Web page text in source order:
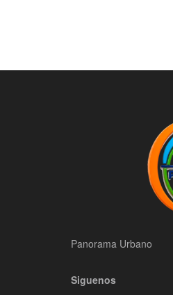
Panorama Urbano
Siguenos